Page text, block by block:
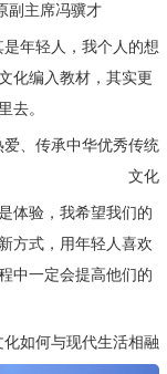
副主席冯骥才
年轻人，我个人的想
化编入教材，其实更
去。
传承中华优秀传统
文化
验，我希望我们的
方式，用年轻人喜欢
中一定会提高他们的
何与现代生活相融